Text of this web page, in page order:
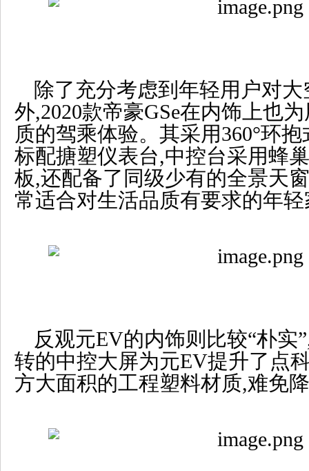
除了充分考虑到年轻用户对
外,2020款帝豪GSe在内饰上也
质的驾乘体验。其采用360°环
标配搪塑仪表台,中控台采用蜂
板,还配备了同级少有的全景天
常适合对生活品质有要求的年
反观元EV的内饰则比较“朴实
转的中控大屏为元EV提升了点
方大面积的工程塑料材质,难免